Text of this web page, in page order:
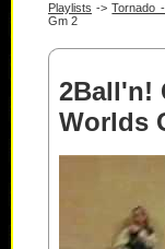
Playlists ->Tornado
Gm 2
2Ball'n!
Worlds